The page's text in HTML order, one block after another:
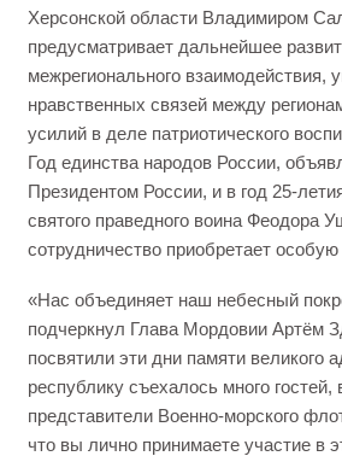
Херсонской области Владимиром
предусматривает дальнейшее
межрегионального взаимодействия,
нравственных связей между
усилий в деле патриотического
Год единства народов России,
Президентом России, и в год 25-
святого праведного воина Феодора
сотрудничество приобретает
«Нас объединяет наш небесный
подчеркнул Глава Мордовии Артём
посвятили эти дни памяти великого
республику съехалось много гостей,
представители Военно-морского
что вы лично принимаете участие в